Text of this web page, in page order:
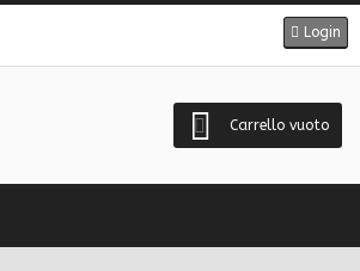
Login
Carrello vuoto